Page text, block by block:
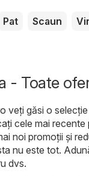
Pat Scaun
- Toate
veți găsi o
cele mai
noi promoții și
nu este tot.
dvs.